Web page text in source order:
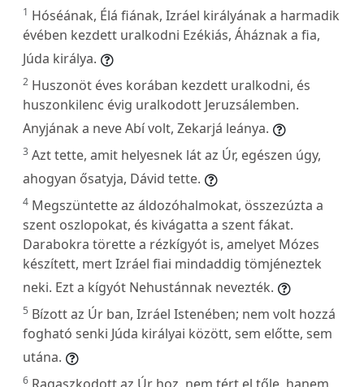
1 Hóséának, Élá fiának, Izráel királyának a harmadik
évében kezdett uralkodni Ezékiás, Áháznak a fia,
Júda királya.
2 Huszonöt éves korában kezdett uralkodni, és
huszonkilenc évig uralkodott Jeruzsálemben.
Anyjának a neve Abí volt, Zekarjá leánya.
3 Azt tette, amit helyesnek lát az Úr, egészen úgy,
ahogyan ősatyja, Dávid tette.
4 Megszüntette az áldozóhalmokat, összezúzta a
szent oszlopokat, és kivágatta a szent fákat.
Darabokra törette a rézkígyót is, amelyet Mózes
készített, mert Izráel fiai mindaddig tömjéneztek
neki. Ezt a kígyót Nehustánnak nevezték.
5 Bízott az Úr ban, Izráel Istenében; nem volt hozzá
fogható senki Júda királyai között, sem előtte, sem
utána.
6